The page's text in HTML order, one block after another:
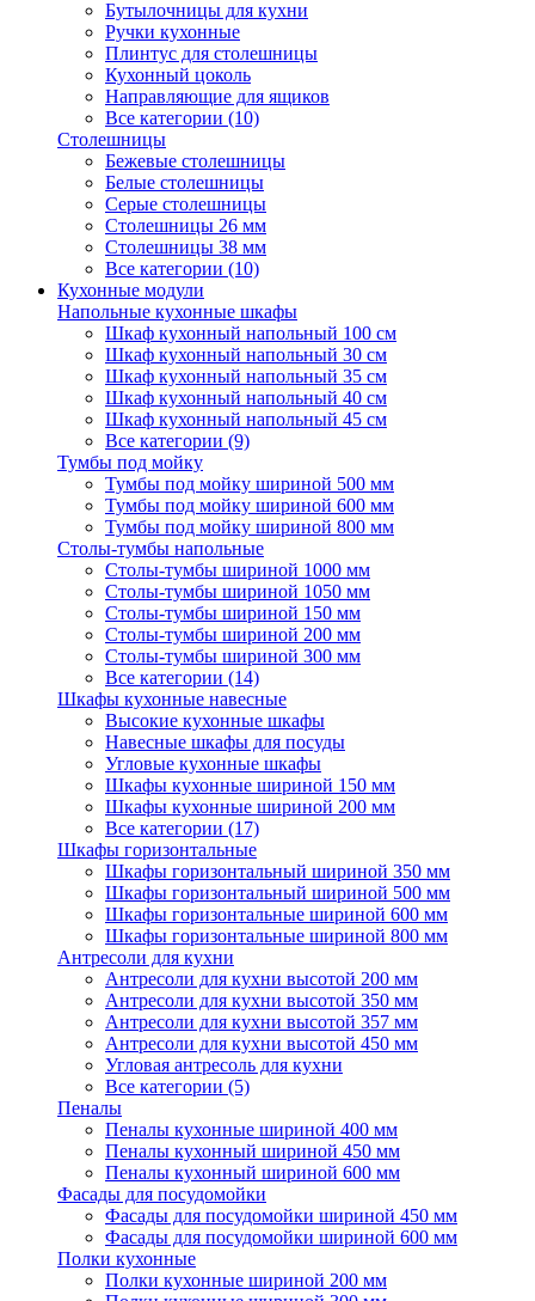
Бутылочницы для кухни
Ручки кухонные
Плинтус для столешницы
Кухонный цоколь
Направляющие для ящиков
Все категории (10)
Столешницы
Бежевые столешницы
Белые столешницы
Серые столешницы
Столешницы 26 мм
Столешницы 38 мм
Все категории (10)
Кухонные модули
Напольные кухонные шкафы
Шкаф кухонный напольный 100 см
Шкаф кухонный напольный 30 см
Шкаф кухонный напольный 35 см
Шкаф кухонный напольный 40 см
Шкаф кухонный напольный 45 см
Все категории (9)
Тумбы под мойку
Тумбы под мойку шириной 500 мм
Тумбы под мойку шириной 600 мм
Тумбы под мойку шириной 800 мм
Столы-тумбы напольные
Столы-тумбы шириной 1000 мм
Столы-тумбы шириной 1050 мм
Столы-тумбы шириной 150 мм
Столы-тумбы шириной 200 мм
Столы-тумбы шириной 300 мм
Все категории (14)
Шкафы кухонные навесные
Высокие кухонные шкафы
Навесные шкафы для посуды
Угловые кухонные шкафы
Шкафы кухонные шириной 150 мм
Шкафы кухонные шириной 200 мм
Все категории (17)
Шкафы горизонтальные
Шкафы горизонтальный шириной 350 мм
Шкафы горизонтальный шириной 500 мм
Шкафы горизонтальные шириной 600 мм
Шкафы горизонтальные шириной 800 мм
Антресоли для кухни
Антресоли для кухни высотой 200 мм
Антресоли для кухни высотой 350 мм
Антресоли для кухни высотой 357 мм
Антресоли для кухни высотой 450 мм
Угловая антресоль для кухни
Все категории (5)
Пеналы
Пеналы кухонные шириной 400 мм
Пеналы кухонный шириной 450 мм
Пеналы кухонный шириной 600 мм
Фасады для посудомойки
Фасады для посудомойки шириной 450 мм
Фасады для посудомойки шириной 600 мм
Полки кухонные
Полки кухонные шириной 200 мм